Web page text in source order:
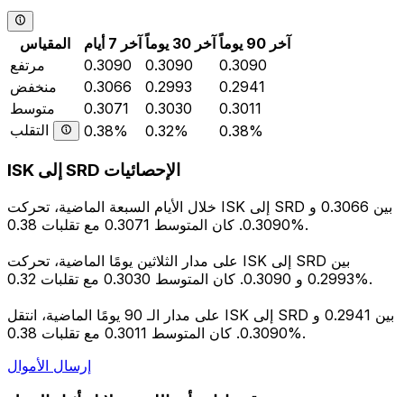
المقياس آخر 7 أيام آخر 30 يوماً
آخر 90 يوماً
مرتفع
0.3090 0.3090
0.3090
منخفض
0.3066 0.2993
0.2941
متوسط
0.3071 0.3030
0.3011
التقلب
0.38% 0.32% 0.38%
ISK إلى SRD الإحصائيات
خلال الأيام السبعة الماضية، تحركت ISK إلى SRD بين 0.3066 و
0.3090. كان المتوسط 0.3071 مع تقلبات 0.38%.
على مدار الثلاثين يومًا الماضية، تحركت ISK إلى SRD بين
0.2993 و 0.3090. كان المتوسط 0.3030 مع تقلبات 0.32%.
على مدار الـ 90 يومًا الماضية، انتقل ISK إلى SRD بين 0.2941 و
0.3090. كان المتوسط 0.3011 مع تقلبات 0.38%.
إرسال الأموال